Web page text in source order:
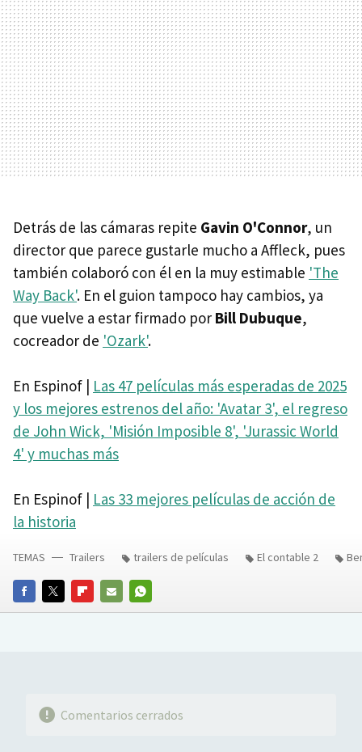
Detrás de las cámaras repite Gavin O'Connor, un
director que parece gustarle mucho a Affleck, pues
también colaboró con él en la muy estimable 'The
Way Back'. En el guion tampoco hay cambios, ya
que vuelve a estar firmado por Bill Dubuque,
cocreador de 'Ozark'.
En Espinof | Las 47 películas más esperadas de 2025
y los mejores estrenos del año: 'Avatar 3', el regreso
de John Wick, 'Misión Imposible 8', 'Jurassic World
4' y muchas más
En Espinof | Las 33 mejores películas de acción de
la historia
FACEBOOKTWITTERFLIPBOARD
E-
WHATSAPP
TEMAS Trailers trailers de películas El contable 2
Comentarios cerrados